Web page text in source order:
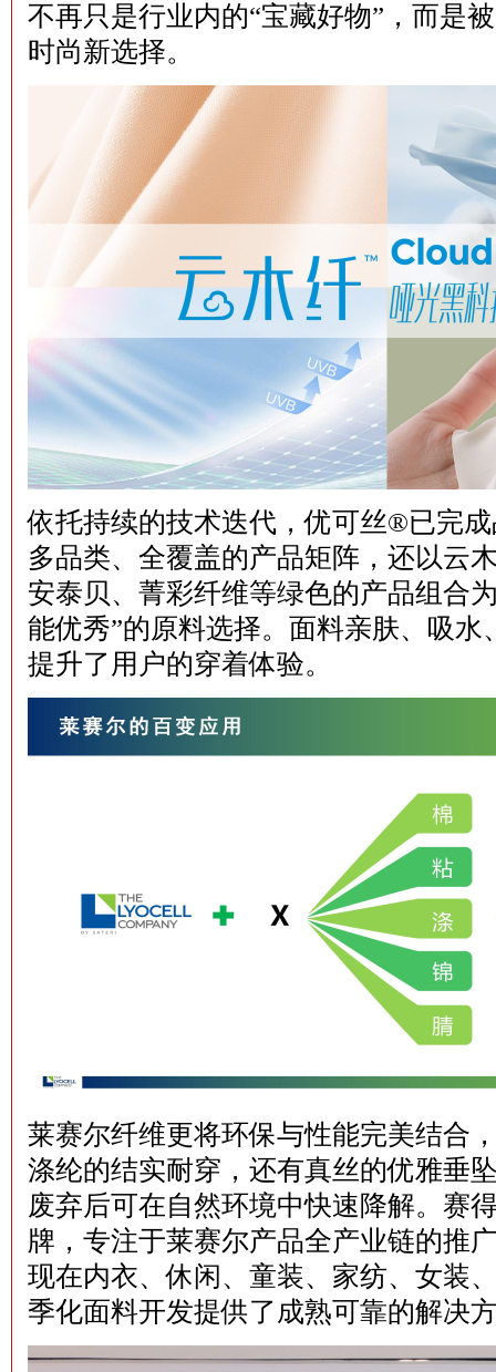
不再只是行业内的“宝藏好物”，而是
时尚新选择。
依托持续的技术迭代，优可丝®已完
多品类、全覆盖的产品矩阵，还以云
安泰贝、菁彩纤维等绿色的产品组合
能优秀”的原料选择。面料亲肤、吸
提升了用户的穿着体验。
莱赛尔纤维更将环保与性能完美结合
涤纶的结实耐穿，还有真丝的优雅垂
废弃后可在自然环境中快速降解。赛
牌，专注于莱赛尔产品全产业链的推
现在内衣、休闲、童装、家纺、女装
季化面料开发提供了成熟可靠的解决